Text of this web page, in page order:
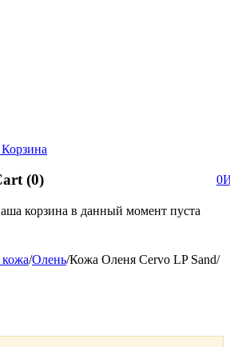
Корзина
(0)
корзина в данный момент пуста
0
кожа/Олень/Кожа Оленя Cervo LP Sand/